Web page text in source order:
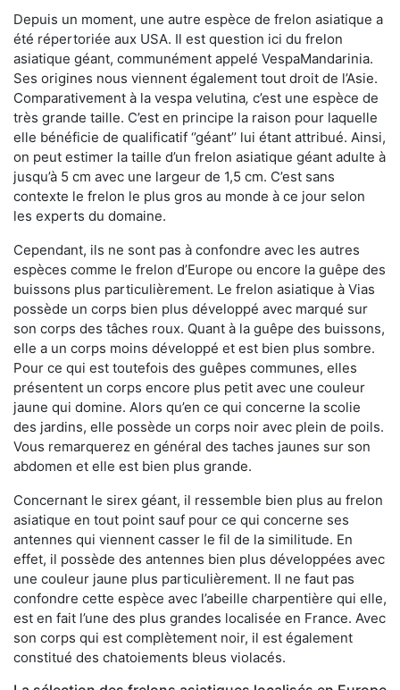
Depuis un moment, une autre espèce de frelon asiatique a
été répertoriée aux USA. Il est question ici du frelon
asiatique géant, communément appelé VespaMandarinia.
Ses origines nous viennent également tout droit de l’Asie.
Comparativement à la vespa velutina, c’est une espèce de
très grande taille. C’est en principe la raison pour laquelle
elle bénéficie de qualificatif ‘’géant’’ lui étant attribué. Ainsi,
on peut estimer la taille d’un frelon asiatique géant adulte à
jusqu’à 5 cm avec une largeur de 1,5 cm. C’est sans
contexte le frelon le plus gros au monde à ce jour selon
les experts du domaine.
Cependant, ils ne sont pas à confondre avec les autres
espèces comme le frelon d’Europe ou encore la guêpe des
buissons plus particulièrement. Le frelon asiatique à Vias
possède un corps bien plus développé avec marqué sur
son corps des tâches roux. Quant à la guêpe des buissons,
elle a un corps moins développé et est bien plus sombre.
Pour ce qui est toutefois des guêpes communes, elles
présentent un corps encore plus petit avec une couleur
jaune qui domine. Alors qu’en ce qui concerne la scolie
des jardins, elle possède un corps noir avec plein de poils.
Vous remarquerez en général des taches jaunes sur son
abdomen et elle est bien plus grande.
Concernant le sirex géant, il ressemble bien plus au frelon
asiatique en tout point sauf pour ce qui concerne ses
antennes qui viennent casser le fil de la similitude. En
effet, il possède des antennes bien plus développées avec
une couleur jaune plus particulièrement. Il ne faut pas
confondre cette espèce avec l’abeille charpentière qui elle,
est en fait l’une des plus grandes localisée en France. Avec
son corps qui est complètement noir, il est également
constitué des chatoiements bleus violacés.